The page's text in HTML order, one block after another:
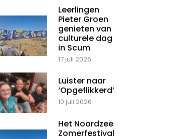
Leerlingen
Pieter Groen
genieten van
culturele dag
in Scum
17 juli 2026
Luister naar
‘Opgeflikkerd’
10 juli 2026
Het Noordzee
Zomerfestival